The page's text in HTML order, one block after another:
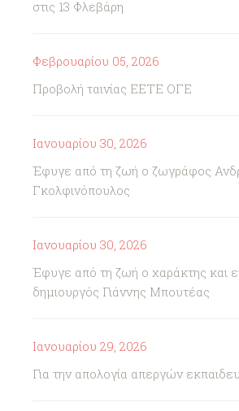
στις 13 Φλεβάρη
Φεβρουαρίου 05, 2026
Προβολή ταινίας ΕΕΤΕ ΟΓΕ
Ιανουαρίου 30, 2026
Έφυγε από τη ζωή ο ζωγράφος
Γκολφινόπουλος
Ιανουαρίου 30, 2026
Έφυγε από τη ζωή ο χαράκτης και
δημιουργός Γιάννης Μπουτέας
Ιανουαρίου 29, 2026
Για την απολογία απεργών